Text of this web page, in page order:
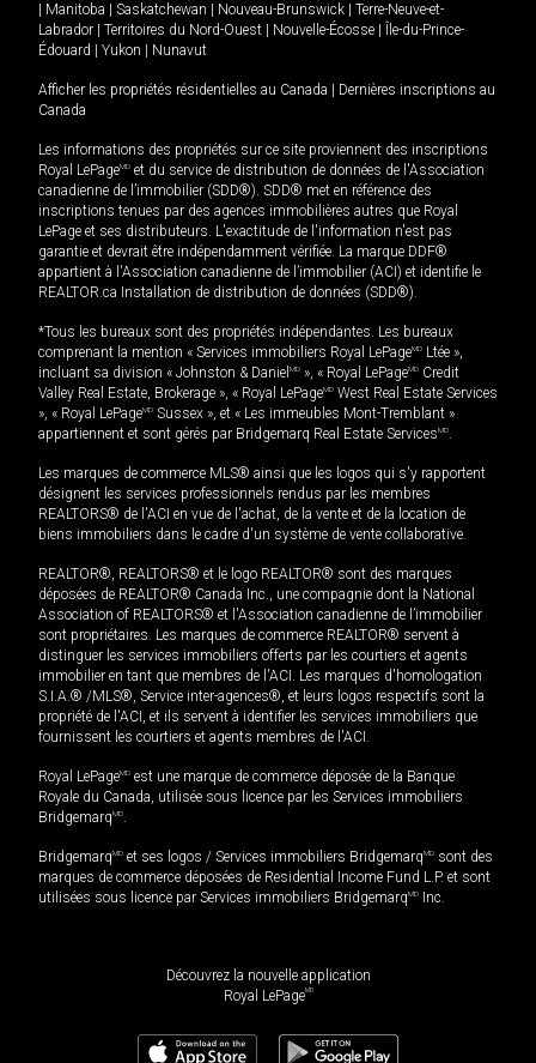
Manitoba Saskatchewan Nouveau-Brunswick
Terre-Neuve-et-
Labrador
Territoires du Nord-Ouest Nouvelle-Écosse
Île-du-Prince-
Édouard
Yukon Nunavut
Afficher les propriétés résidentielles au Canada
Dernières inscriptions au
Canada
Les informations des propriétés sur ce site proviennent des inscriptions
Royal LePageMD et du service de distribution de données de l'Association
canadienne de l’immobilier (SDD®). SDD® met en référence des
inscriptions tenues par des agences immobilières autres que Royal
LePage et ses distributeurs. L'exactitude de l'information n'est pas
garantie et devrait être indépendamment vérifiée. La marque DDF®
appartient à l'Association canadienne de l’immobilier (ACI) et identifie le
REALTOR.ca Installation de distribution de données (SDD®).
*Tous les bureaux sont des propriétés indépendantes. Les bureaux
comprenant la mention « Services immobiliers Royal LePageMD Ltée »,
incluant sa division « Johnston & Daniel MD », « Royal LePageMD Credit
Valley Real Estate, Brokerage », « Royal LePageMD West Real Estate Services
», « Royal LePageMD Sussex », et « Les immeubles Mont-Tremblant »
appartiennent et sont gérés par Bridgemarq Real Estate ServicesMD.
Les marques de commerce MLS® ainsi que les logos qui s'y rapportent
désignent les services professionnels rendus par les membres
REALTORS® de l'ACI en vue de l'achat, de la vente et de la location de
biens immobiliers dans le cadre d'un système de vente collaborative.
REALTOR®, REALTORS® et le logo REALTOR® sont des marques
déposées de REALTOR® Canada Inc., une compagnie dont la National
Association of REALTORS® et l'Association canadienne de l’immobilier
sont propriétaires. Les marques de commerce REALTOR® servent à
distinguer les services immobiliers offerts par les courtiers et agents
immobilier en tant que membres de l'ACI. Les marques d'homologation
S.I.A.® /MLS®, Service inter-agences®, et leurs logos respectifs sont la
propriété de l'ACI, et ils servent à identifier les services immobiliers que
fournissent les courtiers et agents membres de l'ACI.
Royal LePageMD est une marque de commerce déposée de la Banque
Royale du Canada, utilisée sous licence par les Services immobiliers
BridgemarqMD.
BridgemarqMD et ses logos / Services immobiliers BridgemarqMD sont des
marques de commerce déposées de Residential Income Fund L.P. et sont
utilisées sous licence par Services immobiliers BridgemarqMD Inc.
Découvrez la nouvelle application
Royal LePageMD